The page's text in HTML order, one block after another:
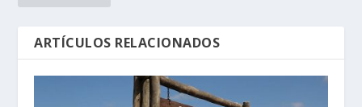
ARTÍCULOS RELACIONADOS